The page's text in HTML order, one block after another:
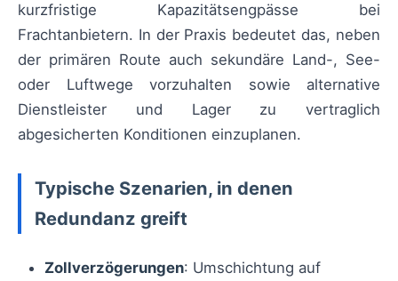
kurzfristige Kapazitätsengpässe bei
Frachtanbietern. In der Praxis bedeutet das, neben
der primären Route auch sekundäre Land-, See-
oder Luftwege vorzuhalten sowie alternative
Dienstleister und Lager zu vertraglich
abgesicherten Konditionen einzuplanen.
Typische Szenarien, in denen
Redundanz greift
Zollverzögerungen: Umschichtung auf